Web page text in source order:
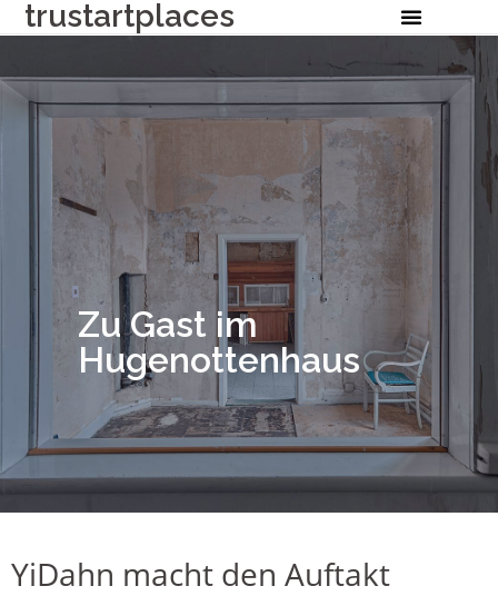
trustartplaces
Zu Gast im
Hugenottenhaus
YiDahn macht den Auftakt